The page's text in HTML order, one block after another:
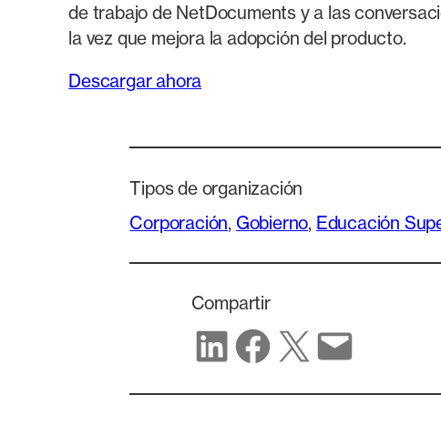
de trabajo de NetDocuments y a las
la vez que mejora la adopción del producto.
Descargar ahora
Tipos de organización
Corporación, Gobierno, Educación
Compartir
Compartir en LinkedIn
Compartir en Facebook
Compartir en X Compartir por correo